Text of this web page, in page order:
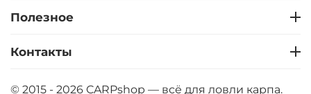
Полезное
Контакты
© 2015 - 2026 CARPshop — всё для ловли карпа.